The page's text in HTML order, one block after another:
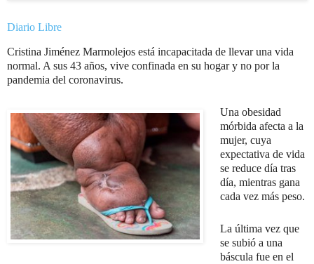
Diario Libre
Cristina Jiménez Marmolejos está incapacitada de llevar una vida
normal. A sus 43 años, vive confinada en su hogar y no por la
pandemia del coronavirus.
Una obesidad
mórbida afecta a la
mujer, cuya
expectativa de vida
se reduce día tras
día, mientras gana
cada vez más peso.
La última vez que
se subió a una
báscula fue en el